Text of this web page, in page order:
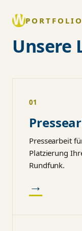
PORTFOLIO
Unsere
01
Pressearbeit
Platzierung
Rundfunk.
→